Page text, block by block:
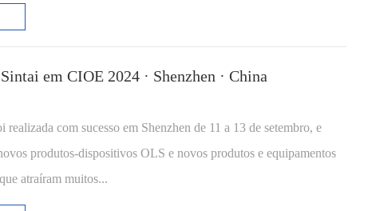
em CIOE 2024 · Shenzhen · China
com sucesso em Shenzhen de 11 a 13 de setembro, e
produtos-dispositivos OLS e novos produtos e equipamentos
atraíram muitos...